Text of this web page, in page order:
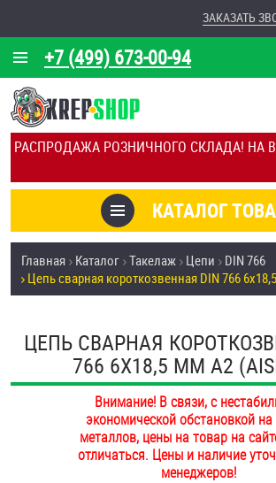
РАСПРОДАЖА РОЗНИЧНОГО СКЛАДА! НА
+7 (499) 673-00-94
ЗАКАЗАТЬ
О КОМПАНИИ
КАЛЬКУЛЯТОР
ОТЗЫВЫ
УСЛУГИ
СКИДКИ
ОПТ
ПОКУПАТЕЛЯМ
ОПЛАТА И ДОСТАВКА
НАШИ МАГАЗИНЫ
КАТАЛОГ
Товары со скидкой
Анкеры
Антивандальный крепёж,
Болты и винты
Втулки
Главная Каталог Такелаж Цепи
DIN 766
Цепь сварная короткозвенная DIN 766
ЦЕПЬ СВАРНАЯ
766 6Х18,5 ММ А2
Внимание! В связи, с
экономической обстановкой
металлов, цены на товар на
отличаться. Цены и наличие
менеджеров!